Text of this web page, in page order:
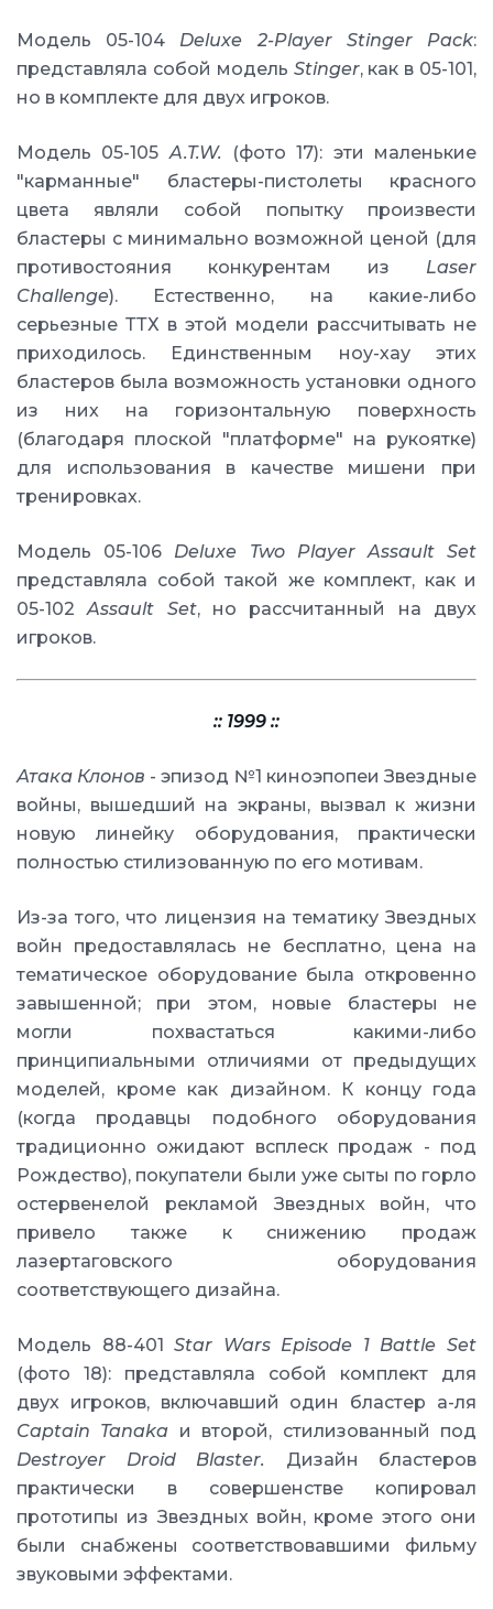
Модель 05-104 Deluxe 2-Player Stinger Pack:
представляла собой модель Stinger, как в 05-101,
но в комплекте для двух игроков.
Модель 05-105A.T.W. (фото 17): эти маленькие
"карманные" бластеры-пистолеты красного
цвета являли собой попытку произвести
бластеры с минимально возможной ценой (для
противостояния конкурентам из Laser
Challenge). Естественно, на какие-либо
серьезные ТТХ в этой модели рассчитывать не
приходилось. Единственным ноу-хау этих
бластеров была возможность установки одного
из них на горизонтальную поверхность
(благодаря плоской "платформе" на рукоятке)
для использования в качестве мишени при
тренировках.
Модель 05-106 Deluxe Two Player Assault Set
представляла собой такой же комплект, как и
05-102Assault Set, но рассчитанный на двух
игроков.
:: 1999 ::
Атака Клонов - эпизод №1 киноэпопеи Звездные
войны, вышедший на экраны, вызвал к жизни
новую линейку оборудования, практически
полностью стилизованную по его мотивам.
Из-за того, что лицензия на тематику Звездных
войн предоставлялась не бесплатно, цена на
тематическое оборудование была откровенно
завышенной; при этом, новые бластеры не
могли похвастаться какими-либо
принципиальными отличиями от предыдущих
моделей, кроме как дизайном. К концу года
(когда продавцы подобного оборудования
традиционно ожидают всплеск продаж - под
Рождество), покупатели были уже сыты по горло
остервенелой рекламой Звездных войн, что
привело также к снижению продаж
лазертаговского оборудования
соответствующего дизайна.
Модель 88-401Star Wars Episode 1 Battle Set
(фото 18): представляла собой комплект для
двух игроков, включавший один бластер а-ля
Captain Tanaka и второй, стилизованный под
Destroyer Droid Blaster.
Дизайн бластеров
практически в совершенстве копировал
прототипы из Звездных войн, кроме этого они
были снабжены соответствовавшими фильму
звуковыми эффектами.